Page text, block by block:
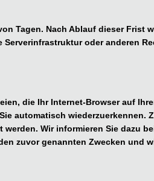
Tagen. Nach Ablauf dieser Frist
oder anderen
die Ihr Internet-Browser auf
automatisch wiederzuerkennen.
Wir informieren Sie dazu
zuvor genannten Zwecken und